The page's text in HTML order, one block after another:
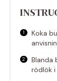
Koka
Blanda
rödlök i